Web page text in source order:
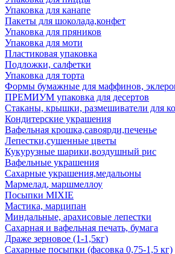
Упаковка для канапе
Пакеты для шоколада,конфет
Упаковка для пряников
Упаковка для моти
Пластиковая упаковка
Подложки, салфетки
Упаковка для торта
Формы бумажные для маффинов,
ПРЕМИУМ упаковка для десертов
Стаканы, крышки, размешиватели для
Кондитерские украшения
Вафельная крошка,савоярди,печенье
Лепестки,сушенные цветы
Кукурузные шарики,воздушный рис
Вафельные украшения
Сахарные украшения,медальоны
Мармелад, маршмеллоу
Посыпки MIXIE
Мастика, марципан
Миндальные, арахисовые лепестки
Сахарная и вафельная печать, бумага
Драже зерновое (1-1,5кг)
Сахарные посыпки (фасовка 0,75-1,5 кг)